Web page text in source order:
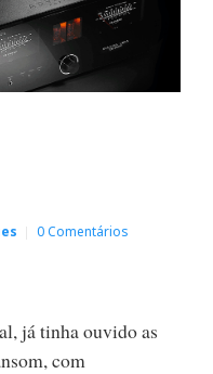
0 Comentários
já tinha ouvido as
com